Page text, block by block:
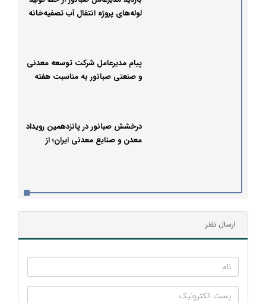
لوله‌های پروژه انتقال آب تصفیه‌خانه
پیام مدیرعامل شرکت توسعه معدنی
و صنعتی صبانور به مناسبت هفته
درخشش صبانور در پانزدهمین رویداد
معدن و صنایع معدنی ایران؛ از
ارسال نظر